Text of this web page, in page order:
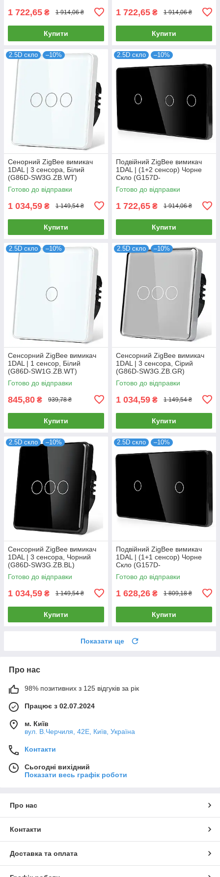
1 722,65 ₴ 1 914,06 ₴
Купити
1 722,65 ₴ 1 914,06 ₴
Купити
2.5D скло –10%
Сенорний ZigBee вимикач
1DAL | 3 сенсора, Білий
(G86D-SW3G.ZB.WT)
Готово до відправки
1 034,59 ₴ 1 149,54 ₴
Купити
2.5D скло –10%
Подвійний ZigBee вимикач
1DAL | (1+2 сенсор) Чорне
Скло (G157D-
SW1G2G.ZB.BL)
Готово до відправки
1 722,65 ₴ 1 914,06 ₴
Купити
2.5D скло –10%
Сенсорний ZigBee вимикач
1DAL | 1 сенсор, Білий
(G86D-SW1G.ZB.WT)
Готово до відправки
845,80 ₴ 939,78 ₴
Купити
2.5D скло –10%
Сенсорний ZigBee вимикач
1DAL | 3 сенсора, Сірий
(G86D-SW3G.ZB.GR)
Готово до відправки
1 034,59 ₴ 1 149,54 ₴
Купити
2.5D скло –10%
Сенсорний ZigBee вимикач
1DAL | 3 сенсора, Чорний
(G86D-SW3G.ZB.BL)
Готово до відправки
1 034,59 ₴ 1 149,54 ₴
Купити
2.5D скло –10%
Подвійний ZigBee вимикач
1DAL | (1+1 сенсор) Чорне
Скло (G157D-
SW1GX2.ZB.BL)
Готово до відправки
1 628,26 ₴ 1 809,18 ₴
Купити
Показати ще
Про нас
98% позитивних з 125 відгуків за рік
Працює з 02.07.2024
м. Київ
вул. В.Черчиля, 42Е, Київ, Україна
Контакти
Сьогодні вихідний
Показати весь графік роботи
Про нас
Контакти
Доставка та оплата